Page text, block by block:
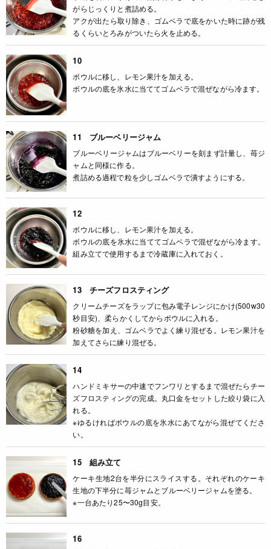
がらじっくりと煮詰める。
アクが出たら取り除き、ゴムベラで底をかいた時に跡が残
るくらいとろみがついたら火を止める。
10
ボウルに移し、レモン果汁を加える。
ボウルの底を氷水に当ててゴムベラで混ぜながら冷ます。
11 ブルーベリージャム
ブルーベリージャムはブルーベリーを刻まず計量し、苺ジ
ャムと同様に作る。
煮詰める過程で粒を少しゴムベラで潰すようにする。
12
ボウルに移し、レモン果汁を加える。
ボウルの底を氷水に当ててゴムベラで混ぜながら冷ます。
組み立てで使用するまで冷蔵庫に入れておく。
13 チーズフロスティング
クリームチーズをラップに包み電子レンジにかけ(500w30
秒目安)、柔らかくしてからボウルに入れる。
粉砂糖を加え、ゴムベラでよく練り混ぜる。レモン果汁を
加えてさらに練り混ぜる。
14
ハンドミキサーの中速でフンワリとするまで混ぜたらチー
ズフロスティングの完成。丸口金をセットした絞り袋に入
れる。
※ゆるければボウルの底を氷水にあてながら混ぜてくださ
い。
15 組み立て
ケーキ生地2台を半分にスライスする。それぞれのケーキ
生地の下半分に苺ジャムとブルーベリージャムを塗る。
※一台あたり25〜30g目安。
16